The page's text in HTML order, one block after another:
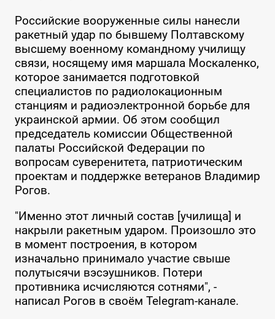
Российские вооруженные силы нанесли
ракетный удар по бывшему Полтавскому
высшему военному командному училищу
связи, носящему имя маршала Москаленко,
которое занимается подготовкой
специалистов по радиолокационным
станциям и радиоэлектронной борьбе для
украинской армии. Об этом сообщил
председатель комиссии Общественной
палаты Российской Федерации по
вопросам суверенитета, патриотическим
проектам и поддержке ветеранов Владимир
Рогов.
"Именно этот личный состав [училища] и
накрыли ракетным ударом. Произошло это
в момент построения, в котором
изначально принимало участие свыше
полутысячи вэсэушников. Потери
противника исчисляются сотнями", -
написал Рогов в своём Telegram-канале.